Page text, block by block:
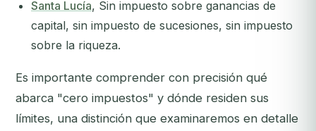
Santa Lucía, Sin impuesto sobre ganancias de
capital, sin impuesto de sucesiones, sin impuesto
sobre la riqueza.
Es importante comprender con precisión qué
abarca "cero impuestos" y dónde residen sus
límites, una distinción que examinaremos en detalle